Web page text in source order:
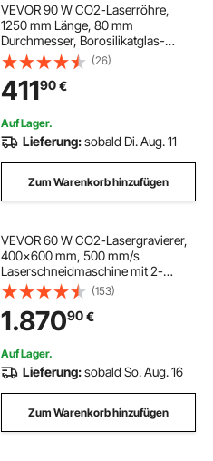
VEVOR 90 W CO2-Laserröhre,
1250 mm Länge, 80 mm
Durchmesser, Borosilikatglas-
Laserschneidröhre mit Metallkopf,
10.000-Stunden-Kabel
vorverdrahtet für Lasergravierer-
Gravier- und Schneidemaschine
(26)
41190€
Auf Lager.
Lieferung:sobald Di. Aug. 11
Zum Warenkorb hinzufügen
VEVOR 60 W CO2-Lasergravierer,
400x600 mm, 500 mm/s
Laserschneidmaschine mit 2-
Wege-Pass-Air-Assist, kompatibel
mit LightBurn, CorelDRAW,
AutoCAD, Windows, Mac OS,
Linux, für Holz, Acryl, Stoff
(153)
1.87090€
Auf Lager.
Lieferung:sobald So. Aug. 16
Zum Warenkorb hinzufügen